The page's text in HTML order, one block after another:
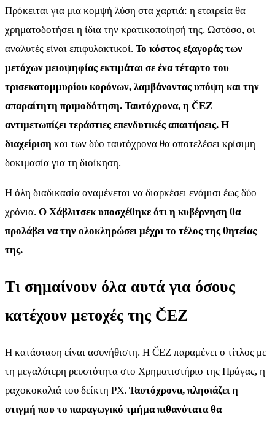
Πρόκειται για μια κομψή λύση στα χαρτιά: η εταιρεία θα
χρηματοδοτήσει η ίδια την κρατικοποίησή της. Ωστόσο, οι
αναλυτές είναι επιφυλακτικοί. Το κόστος εξαγοράς των
μετόχων μειοψηφίας εκτιμάται σε ένα τέταρτο του
τρισεκατομμυρίου κορόνων, λαμβάνοντας υπόψη και την
απαραίτητη πριμοδότηση. Ταυτόχρονα, η ČEZ
αντιμετωπίζει τεράστιες επενδυτικές απαιτήσεις. Η
διαχείριση και των δύο ταυτόχρονα θα αποτελέσει κρίσιμη
δοκιμασία για τη διοίκηση.
Η όλη διαδικασία αναμένεται να διαρκέσει ενάμισι έως δύο
χρόνια. Ο Χάβλιτσεκ υποσχέθηκε ότι η κυβέρνηση θα
προλάβει να την ολοκληρώσει μέχρι το τέλος της θητείας
της.
Τι σημαίνουν όλα αυτά για όσους
κατέχουν μετοχές της ČEZ
Η κατάσταση είναι ασυνήθιστη. Η ČEZ παραμένει ο τίτλος με
τη μεγαλύτερη ρευστότητα στο Χρηματιστήριο της Πράγας, η
ραχοκοκαλιά του δείκτη PX. Ταυτόχρονα, πλησιάζει η
στιγμή που το παραγωγικό τμήμα πιθανότατα θα